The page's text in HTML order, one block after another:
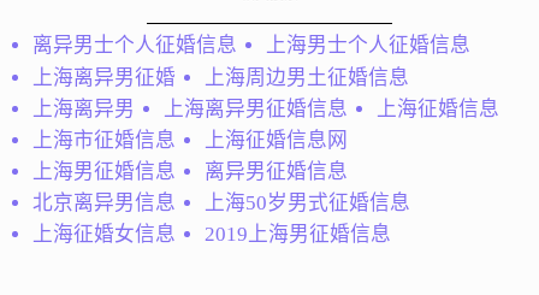
阿拉丁
自己是事业单位编制员
工，今年刚退休，身高
172厘米体重70公斤离异
十几年了孩子已成家立
业。想过好今后的晚霞生
活不知能与你执子之手与
子同老否。夲人烟酒麻舞
本人男，上海人310开
头，祖籍宁波，有过一次
失败婚姻，女方出轨，没
有小孩，有婚房，房子不
离异男士个人征婚信息
上海男士个人征婚信息
上海离异男征婚
上海周边男土征婚信息
上海离异男
上海离异男征婚信息
上海征婚信息
上海市征婚信息
上海征婚信息网
上海男征婚信息
离异男征婚信息
北京离异男信息
上海50岁男式征婚信息
上海征婚女信息
2019上海男征婚信息